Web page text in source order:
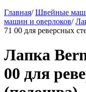
Главная/ Швейные
машин и оверлоков/
71 00 для реверсных
Лапка
00 для